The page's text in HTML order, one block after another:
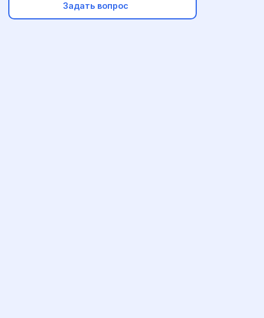
Задать вопрос